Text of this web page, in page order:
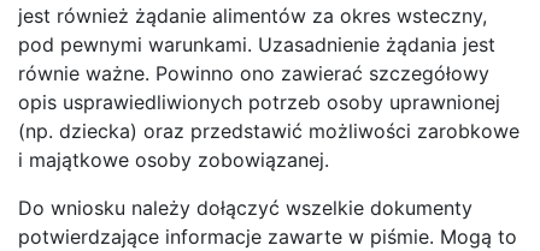
jest również żądanie alimentów za okres wsteczny,
pod pewnymi warunkami. Uzasadnienie żądania jest
równie ważne. Powinno ono zawierać szczegółowy
opis usprawiedliwionych potrzeb osoby uprawnionej
(np. dziecka) oraz przedstawić możliwości zarobkowe
i majątkowe osoby zobowiązanej.
Do wniosku należy dołączyć wszelkie dokumenty
potwierdzające informacje zawarte w piśmie. Mogą to